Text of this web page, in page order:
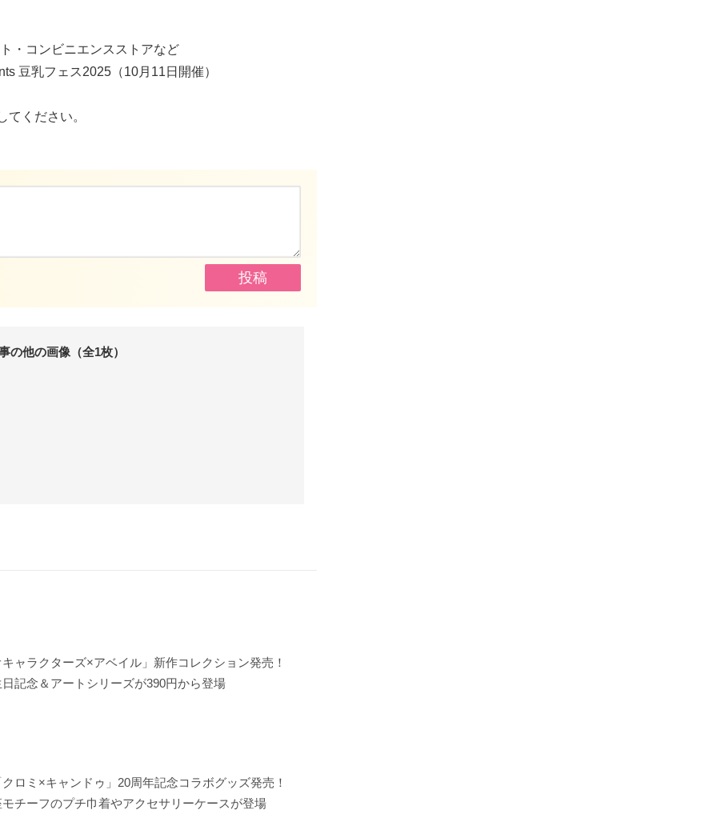
・コンビニエンスストアなど
豆乳フェス2025（10月11日開催）
てください。
の他の画像（全1枚）
ャラクターズ×アベイル」新作コレクション発売！
記念＆アートシリーズが390円から登場
ロミ×キャンドゥ」20周年記念コラボグッズ発売！
チーフのプチ巾着やアクセサリーケースが登場